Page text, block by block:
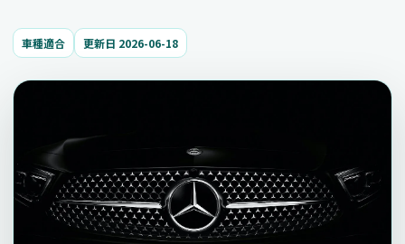
車種適合 更新日 2026-06-18